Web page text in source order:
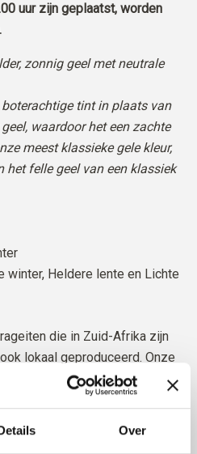
Over
uur zijn geplaatst, worden
zonnig geel met neutrale
tint in plaats van
waardoor het een zachte
meest klassieke gele kleur,
het felle geel van een klassiek
winter, Heldere lente en Lichte
die in Zuid-Afrika zijn
lokaal geproduceerd. Onze
de individuele boerderijen,
weten van welke boerderijen,